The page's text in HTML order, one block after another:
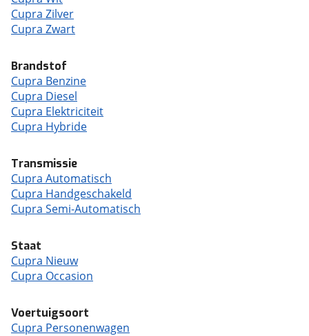
Cupra Zilver
Cupra Zwart
Brandstof
Cupra Benzine
Cupra Diesel
Cupra Elektriciteit
Cupra Hybride
Transmissie
Cupra Automatisch
Cupra Handgeschakeld
Cupra Semi-Automatisch
Staat
Cupra Nieuw
Cupra Occasion
Voertuigsoort
Cupra Personenwagen